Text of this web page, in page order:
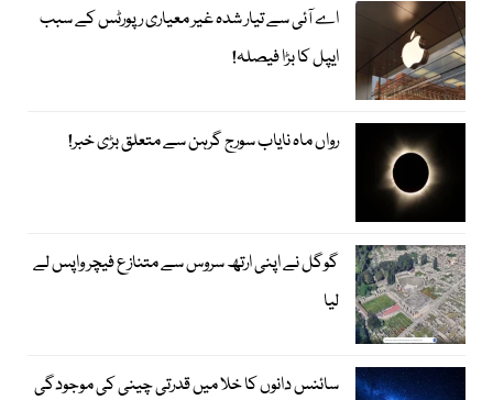
اے آئی سے تیار شدہ غیر معیاری رپورٹس کے سبب
ایپل کا بڑا فیصلہ!
رواں ماہ نایاب سورج گرہن سے متعلق بڑی خبر!
گوگل نے اپنی ارتھ سروس سے متنازع فیچر واپس لے
لیا
سائنس دانوں کا خلا میں قدرتی چینی کی موجودگی